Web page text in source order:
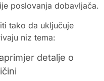
poslovanja dobavljača.
tako da uključuje
niz tema:
detalje o